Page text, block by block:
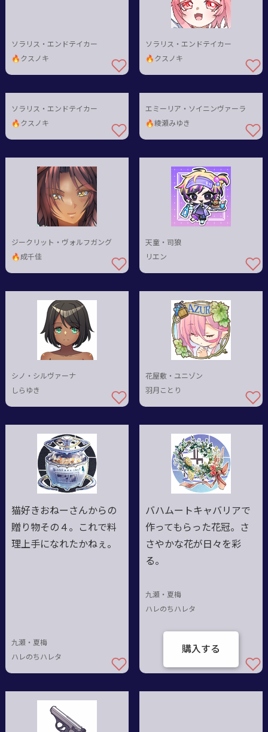
ソラリス・エンドテイカー
🔥クスノキ
ソラリス・エンドテイカー
🔥クスノキ
ソラリス・エンドテイカー
🔥クスノキ
エミーリア・ソイニンヴァーラ
🔥綾瀬みゆき
ジークリット・ヴォルフガング
🔥成千佳
天童・司狼
リエン
シノ・シルヴァーナ
しらゆき
花屋敷・ユニゾン
羽月ことり
猫好きおねーさんからの
贈り物その４。これで料
理上手になれたかねぇ。
九瀬・夏梅
ハレのちハレタ
バハムートキャバリアで
作ってもらった花冠。さ
さやかな花が日々を彩
る。
九瀬・夏梅
ハレのちハレタ
購入する